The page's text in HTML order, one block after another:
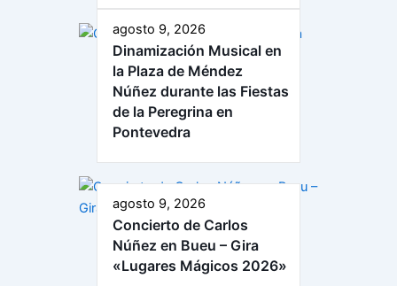
agosto 9, 2026
Dinamización Musical en
la Plaza de Méndez
Núñez durante las Fiestas
de la Peregrina en
Pontevedra
agosto 9, 2026
Concierto de Carlos
Núñez en Bueu – Gira
«Lugares Mágicos 2026»